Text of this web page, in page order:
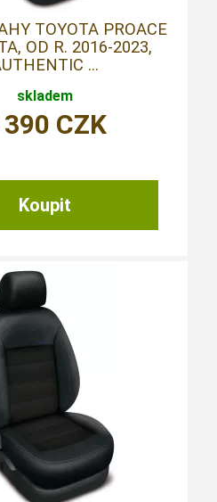
TOYOTA PROACE
OD R. 2016-2023,
...
skladem
390 CZK